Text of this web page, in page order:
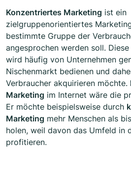
Konzentriertes Marketing ist ein
zielgruppenorientiertes
bestimmte Gruppe der
angesprochen werden soll.
wird häufig von Unternehmen
Nischenmarkt bedienen und
Verbraucher akquirieren möchte.
Marketing im Internet wäre die
Er möchte beispielsweise durch
Marketing mehr Menschen als
holen, weil davon das Umfeld in
profitieren.